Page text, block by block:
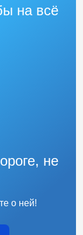
на всё
не
о ней!